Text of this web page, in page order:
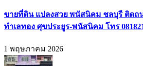
ขายที่ดิน แปลงสวย พนัสนิคม ชลบุรี ติดถน
ทำเลทอง ศุขประยูร-พนัสนิคม โทร
1 พฤษภาคม 2026